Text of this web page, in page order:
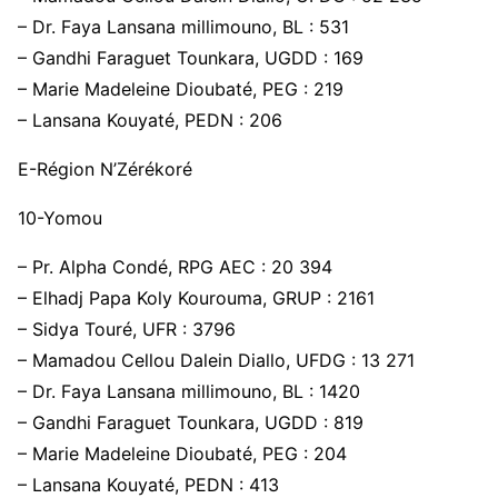
– Dr. Faya Lansana millimouno, BL : 531
– Gandhi Faraguet Tounkara, UGDD : 169
– Marie Madeleine Dioubaté, PEG : 219
– Lansana Kouyaté, PEDN : 206
E-Région N’Zérékoré
10-Yomou
– Pr. Alpha Condé, RPG AEC : 20 394
– Elhadj Papa Koly Kourouma, GRUP : 2161
– Sidya Touré, UFR : 3796
– Mamadou Cellou Dalein Diallo, UFDG : 13 271
– Dr. Faya Lansana millimouno, BL : 1420
– Gandhi Faraguet Tounkara, UGDD : 819
– Marie Madeleine Dioubaté, PEG : 204
– Lansana Kouyaté, PEDN : 413